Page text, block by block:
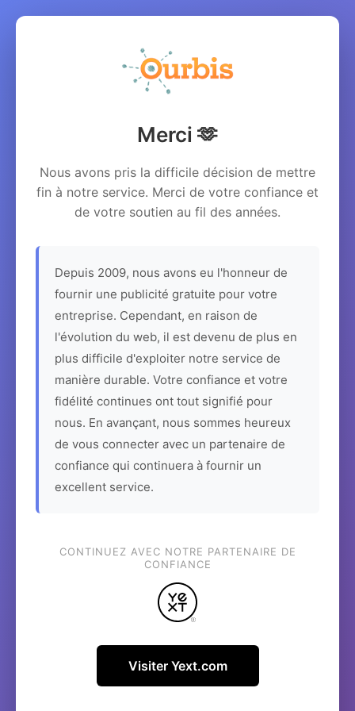
Merci 🫶
Nous avons pris la difficile décision de mettre
fin à notre service. Merci de votre confiance et
de votre soutien au fil des années.
Depuis 2009, nous avons eu l'honneur de
fournir une publicité gratuite pour votre
entreprise. Cependant, en raison de
l'évolution du web, il est devenu de plus en
plus difficile d'exploiter notre service de
manière durable. Votre confiance et votre
fidélité continues ont tout signifié pour
nous. En avançant, nous sommes heureux
de vous connecter avec un partenaire de
confiance qui continuera à fournir un
excellent service.
CONTINUEZ AVEC NOTRE PARTENAIRE DE
CONFIANCE
Visiter Yext.com